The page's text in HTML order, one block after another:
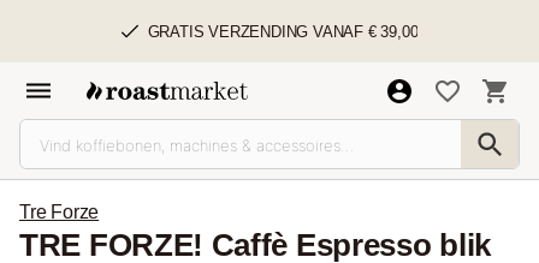
GRATIS VERZENDING VANAF € 39,00
Tre Forze
TRE FORZE! Caffè Espresso blik